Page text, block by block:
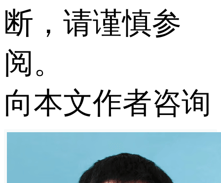
断，请谨慎参
阅。
向本文作者咨询